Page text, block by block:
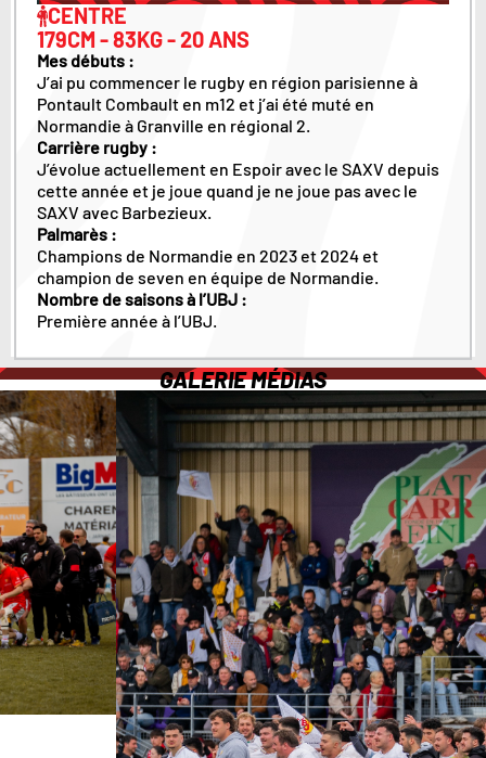
CENTRE
179CM - 83KG - 20 ANS
Mes débuts :
J’ai pu commencer le rugby en région parisienne à
Pontault Combault en m12 et j’ai été muté en
Normandie à Granville en régional 2.
Carrière rugby :
J’évolue actuellement en Espoir avec le SAXV depuis
cette année et je joue quand je ne joue pas avec le
SAXV avec Barbezieux.
Palmarès :
Champions de Normandie en 2023 et 2024 et
champion de seven en équipe de Normandie.
Nombre de saisons à l’UBJ :
Première année à l’UBJ.
GALERIE MÉDIAS